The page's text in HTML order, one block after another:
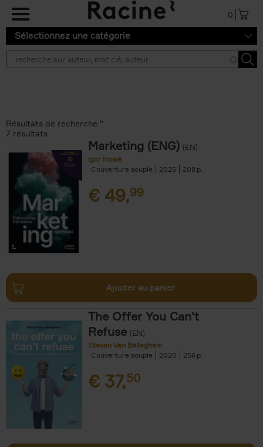
Aller au contenu principal
0
Sélectionnez une catégorie
Résultats de recherche ''
7 résultats
Marketing (ENG) (EN)
Igor Nowé
Couverture souple
2025 208
€ 49,99
Ajouter au panier
The Offer You Can't
Refuse (EN)
Steven Van Belleghem
Couverture souple
2020 256
€ 37,50